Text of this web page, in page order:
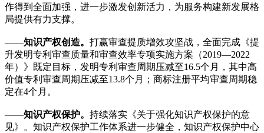
作得到全面加强，进一步激发创新活力，为服务构建新发展格
局提供有力支撑。
——知识产权创造。 打赢审查提质增效攻坚战，全面完成《提
升发明专利审查质量和审查效率专项实施方案（2019—2022
年）》既定目标，发明专利审查周期压减至16.5个月，其中高
价值专利审查周期压减至13.8个月；商标注册平均审查周期稳
定在4个月。
——知识产权保护。 持续落实《关于强化知识产权保护的意
见》。知识产权保护工作体系进一步健全，知识产权保护中心